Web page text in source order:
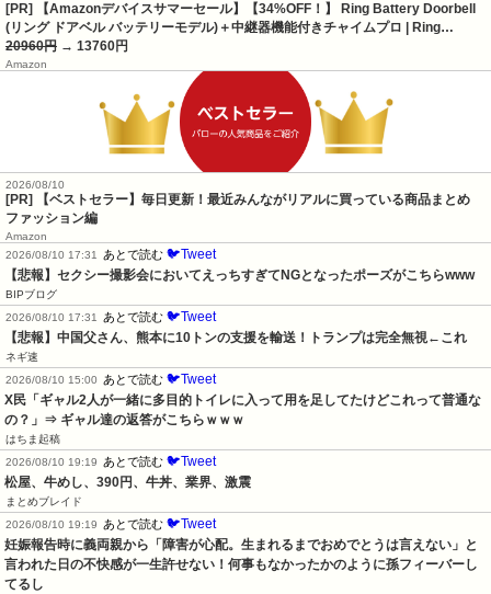
[PR] 【Amazonデバイスサマーセール】【34%OFF！】 Ring Battery Doorbell
(リング ドアベル バッテリーモデル)＋中継器機能付きチャイムプロ | Ring…
20960円 → 13760円
Amazon
2026/08/10
[PR] 【ベストセラー】毎日更新！最近みんながリアルに買っている商品まとめ
ファッション編
Amazon
2026/08/10 17:31
あとで読む 🐦Tweet
【悲報】セクシー撮影会においてえっちすぎてNGとなったポーズがこちらwww
BIPブログ
2026/08/10 17:31
あとで読む 🐦Tweet
【悲報】中国父さん、熊本に10トンの支援を輸送！トランプは完全無視←これ
ネギ速
2026/08/10 15:00
あとで読む 🐦Tweet
X民「ギャル2人が一緒に多目的トイレに入って用を足してたけどこれって普通な
の？」⇒ ギャル達の返答がこちらｗｗｗ
はちま起稿
2026/08/10 19:19
あとで読む 🐦Tweet
松屋、牛めし、390円、牛丼、業界、激震
まとめブレイド
2026/08/10 19:19
あとで読む 🐦Tweet
妊娠報告時に義両親から「障害が心配。生まれるまでおめでとうは言えない」と
言われた日の不快感が一生許せない！何事もなかったかのように孫フィーバーし
てるし